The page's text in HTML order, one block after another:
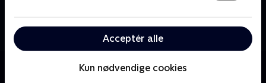
Acceptér alle
Kun nødvendige cookies
mærkværdige klip.